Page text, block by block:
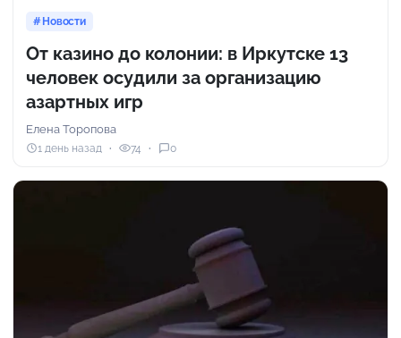
Новости
От казино до колонии: в Иркутске 13
человек осудили за организацию
азартных игр
Елена Торопова
1 день назад 74 0